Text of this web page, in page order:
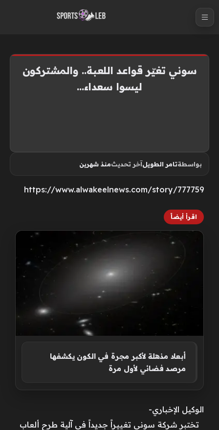
سوني تغيّر قواعد اللعبة.. والمشتركون
ليسوا سعداء…
بواسطةتامر الطويلآخر تحديثمنذ شهرين
https://www.alwakeelnews.com/story/777759
اقرأ أيضاً
أبعاد مذهلة لأكبر مجرة في الكون يكشفها
مرصد فضائي لأول مرة
الوكيل الإخباري-
تختبر شركة سوني تغييراً جديداً في آلية طرح ألعاب